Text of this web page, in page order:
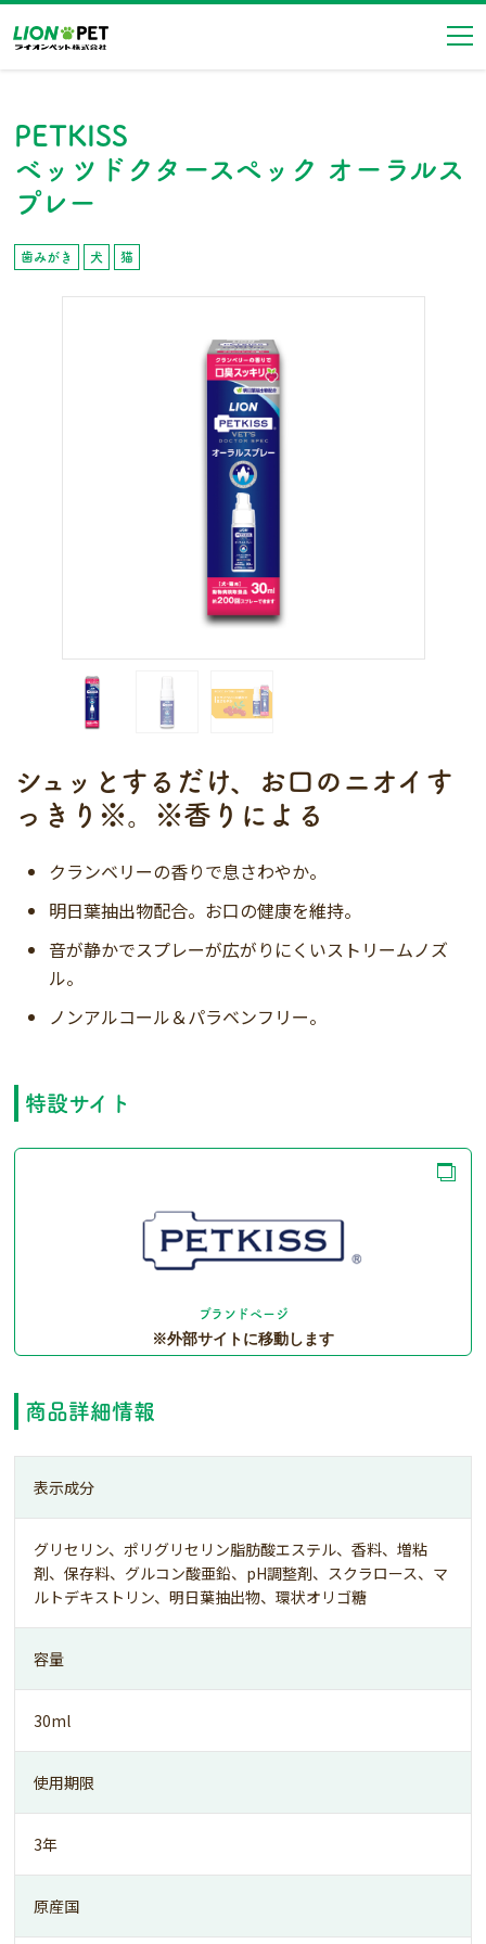
ナ
PETKISS
ベッツドクタースペック オーラルス
プレー
歯みがき 犬 猫
シュッとするだけ、お口のニオイす
っきり※。※香りによる
クランベリーの香りで息さわやか。
明日葉抽出物配合。お口の健康を維持。
音が静かでスプレーが広がりにくいストリームノズ
ル。
ノンアルコール＆パラベンフリー。
特設サイト
ブランドページ
商品詳細情報
表示成分
グリセリン、ポリグリセリン脂肪酸エステル、香料、増粘
剤、保存料、グルコン酸亜鉛、pH調整剤、スクラロース、マ
ルトデキストリン、明日葉抽出物、環状オリゴ糖
容量
30ml
使用期限
3年
原産国